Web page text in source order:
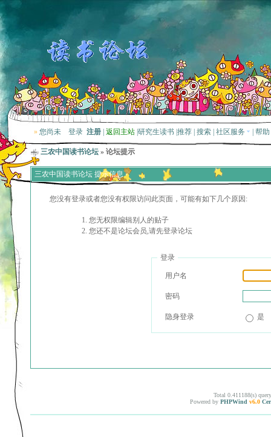
» 您尚未 登录 注册 返回主站 研究生读书 推荐 搜索 社区服务 帮助
三农中国读书论坛 » 论坛提示
三农中国读书论坛 提示信息
您没有登录或者您没有权限访问此页面，可能有如下几个原因:
您无权限编辑别人的贴子
您还不是论坛会员,请先登录论坛
登录
用户名
密码
隐身登录 是
Total 0.411188(s)
Powered by PHPWind v6.0